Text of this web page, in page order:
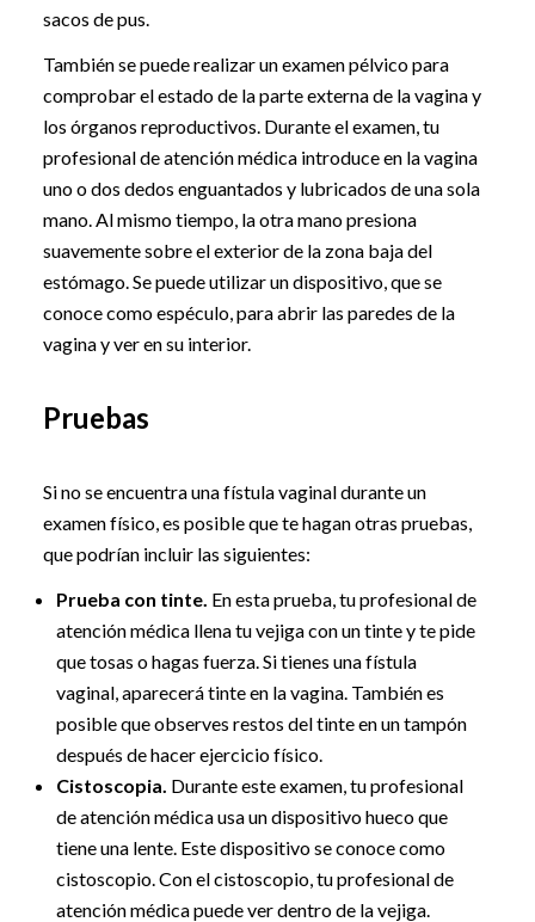
sacos de pus.
También se puede realizar un examen pélvico para
comprobar el estado de la parte externa de la vagina y
los órganos reproductivos. Durante el examen, tu
profesional de atención médica introduce en la vagina
uno o dos dedos enguantados y lubricados de una sola
mano. Al mismo tiempo, la otra mano presiona
suavemente sobre el exterior de la zona baja del
estómago. Se puede utilizar un dispositivo, que se
conoce como espéculo, para abrir las paredes de la
vagina y ver en su interior.
Pruebas
Si no se encuentra una fístula vaginal durante un
examen físico, es posible que te hagan otras pruebas,
que podrían incluir las siguientes:
Prueba con tinte. En esta prueba, tu profesional de
atención médica llena tu vejiga con un tinte y te pide
que tosas o hagas fuerza. Si tienes una fístula
vaginal, aparecerá tinte en la vagina. También es
posible que observes restos del tinte en un tampón
después de hacer ejercicio físico.
Cistoscopia. Durante este examen, tu profesional
de atención médica usa un dispositivo hueco que
tiene una lente. Este dispositivo se conoce como
cistoscopio. Con el cistoscopio, tu profesional de
atención médica puede ver dentro de la vejiga.